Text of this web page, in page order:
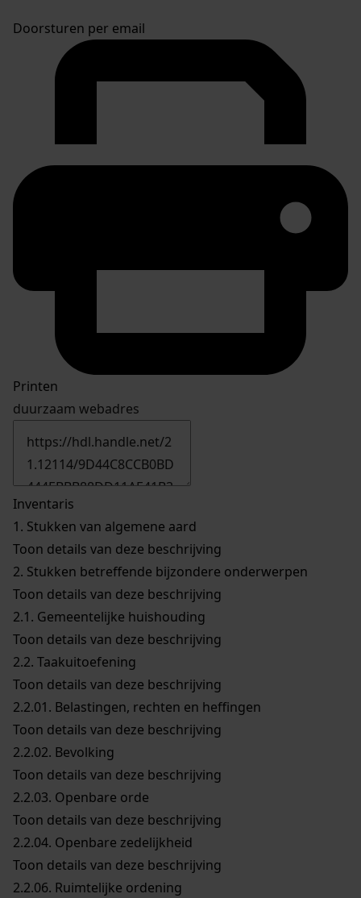
Doorsturen per email
Printen
duurzaam webadres
Inventaris
1. Stukken van algemene aard
Toon details van deze beschrijving
2. Stukken betreffende bijzondere onderwerpen
Toon details van deze beschrijving
2.1. Gemeentelijke huishouding
Toon details van deze beschrijving
2.2. Taakuitoefening
Toon details van deze beschrijving
2.2.01. Belastingen, rechten en heffingen
Toon details van deze beschrijving
2.2.02. Bevolking
Toon details van deze beschrijving
2.2.03. Openbare orde
Toon details van deze beschrijving
2.2.04. Openbare zedelijkheid
Toon details van deze beschrijving
2.2.06. Ruimtelijke ordening